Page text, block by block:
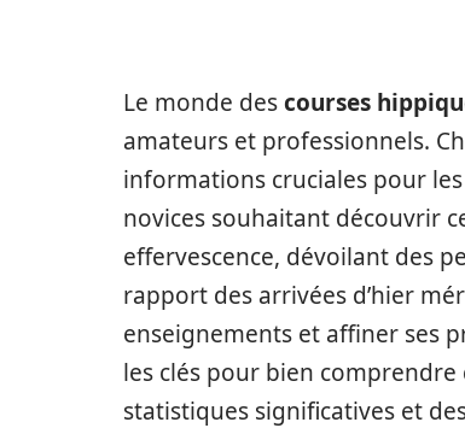
Le monde descourses
amateurs et professionnels.
informations cruciales pour les
novices souhaitant découvrir
effervescence, dévoilant des
rapport des arrivées d’hier
enseignements et affiner ses
les clés pour bien
statistiques significatives et